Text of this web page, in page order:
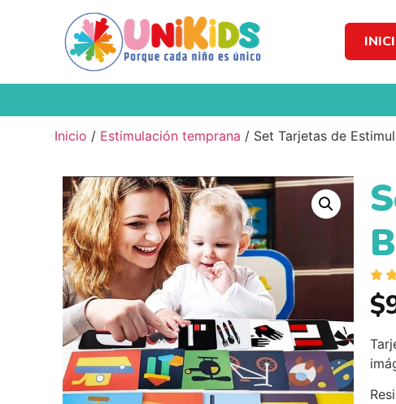
Inicio / Estimulación temprana / Set Tarjetas de
$